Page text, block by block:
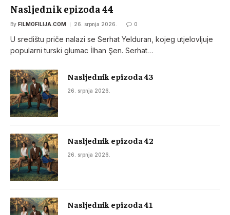
Nasljednik epizoda 44
By FILMOFILIJA.COM 26. srpnja 2026. 0
U središtu priče nalazi se Serhat Yelduran, kojeg utjelovljuje
popularni turski glumac İlhan Şen. Serhat…
Nasljednik epizoda 43
26. srpnja 2026.
Nasljednik epizoda 42
26. srpnja 2026.
Nasljednik epizoda 41